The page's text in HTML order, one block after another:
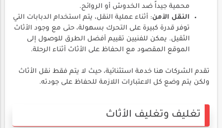
محمية جيداً ضد الخدوش أو الروائح.
النقل الآمن: أثناء عملية النقل، يتم استخدام الدبابات التي
توفر قدرة كبيرة على التحرك بسهولة، حتى مع وجود الأثاث
الثقيل. يمكن للفنيين تقييم أفضل الطرق للوصول إلى
الموقع المقصود مع الحفاظ على الأثاث أثناء الرحلة.
تقدم الشركات هنا خدمة استثنائية، حيث لا يتم فقط نقل الأثاث
ولكن يتم وضع كل الاعتبارات اللازمة للحفاظ على جودته.
تغليف وتغليف الأثاث